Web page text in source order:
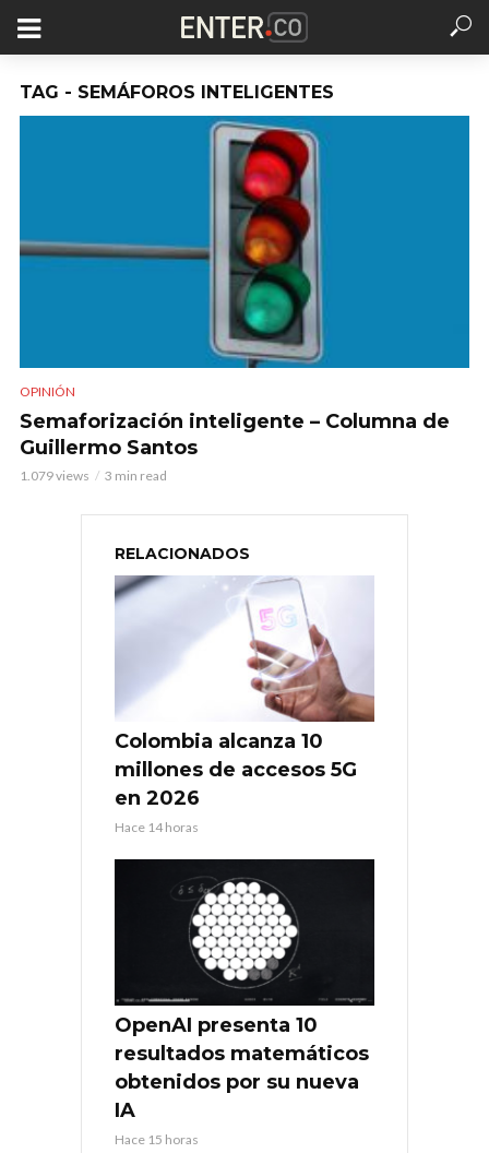
TAG - SEMÁFOROS INTELIGENTES
OPINIÓN
Semaforización inteligente – Columna de
Guillermo Santos
1.079 views 3 min read
RELACIONADOS
Colombia alcanza 10
millones de accesos 5G
en 2026
Hace 14 horas
OpenAI presenta 10
resultados matemáticos
obtenidos por su nueva
IA
Hace 15 horas